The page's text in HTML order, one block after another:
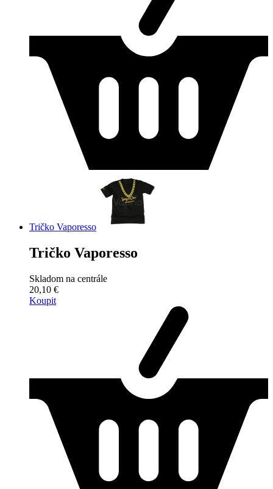
Tričko Vaporesso
Tričko Vaporesso
Skladom na centrále
20,10 €
Koupit